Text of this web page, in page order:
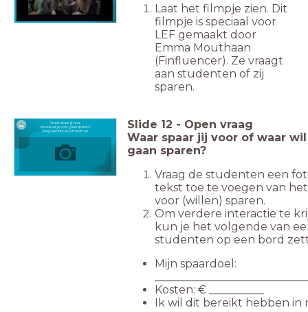
Laat het filmpje zien. Dit
filmpje is speciaal voor
LEF gemaakt door
Emma Mouthaan
(Finfluencer). Ze vraagt
aan studenten of zij
sparen.
Waar spaar jij voor
of waar wil je voor gaan sparen?
Voeg een foto en/of tekst toe
Slide 12 - Open vraag
Waar spaar jij voor of waar
gaan sparen?
Vraag de studenten een
tekst toe te voegen van
voor (willen) sparen.
Om verdere interactie te
kun je het volgende van
studenten op een bord
Mijn spaardoel:
Kosten: € __________
Ik wil dit bereikt hebben in